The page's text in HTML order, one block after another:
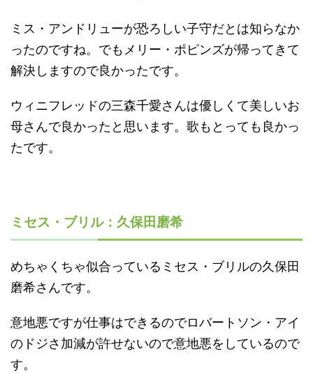
ミス・アンドリューが恐ろしい子守だとは知らなか
ったのですね。でもメリー・ポピンズが帰ってきて
解決しますので良かったです。
ウィニフレッドの三森千愛さんは優しくて美しいお
母さんで良かったと思います。歌もとっても良かっ
たです。
ミセス・ブリル：久保田磨希
めちゃくちゃ似合っているミセス・ブリルの久保田
磨希さんです。
意地悪ですが仕事はできるのでロバートソン・アイ
のドジさ加減が許せないので意地悪をしているので
す。